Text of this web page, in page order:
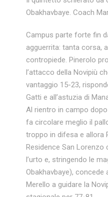
Obakhavbaye. Coach
Campus parte forte fin
agguerrita: tanta corsa,
contropiede. Pinerolo
l’attacco della Novipiù
vantaggio 15-23,
Gatti e all’astuzia di
Al rientro in campo dopo
fa circolare meglio il
troppo in difesa e allora
Residence San
l’urto e, stringendo le
Obakhavbaye),
Merello a guidare la